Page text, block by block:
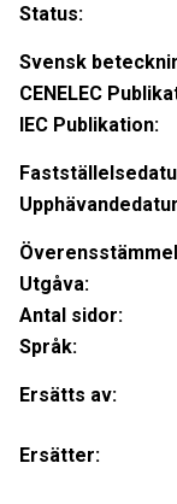
Status:
Svensk
CENELEC
IEC Publikation:
Utgåva:
Antal sidor:
Språk:
Ersätts av:
Ersätter: